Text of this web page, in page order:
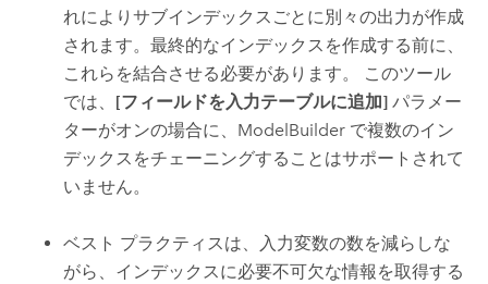
れによりサブインデックスごとに別々の出力が作成
されます。最終的なインデックスを作成する前に、
これらを結合させる必要があります。 このツール
では、 [フィールドを入力テーブルに追加] パラメー
ターがオンの場合に、 ModelBuilder で複数のイン
デックスをチェーニングすることはサポートされて
いません。
ベスト プラクティスは、入力変数の数を減らしな
がら、インデックスに必要不可欠な情報を取得する